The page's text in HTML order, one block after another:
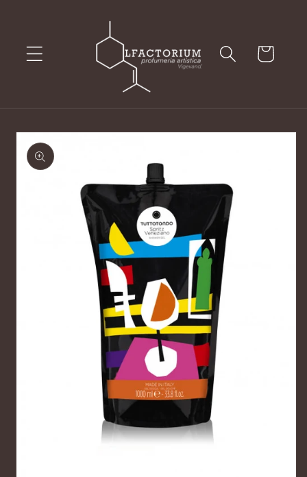
Carrello
Passa alle
informazioni
sul prodotto